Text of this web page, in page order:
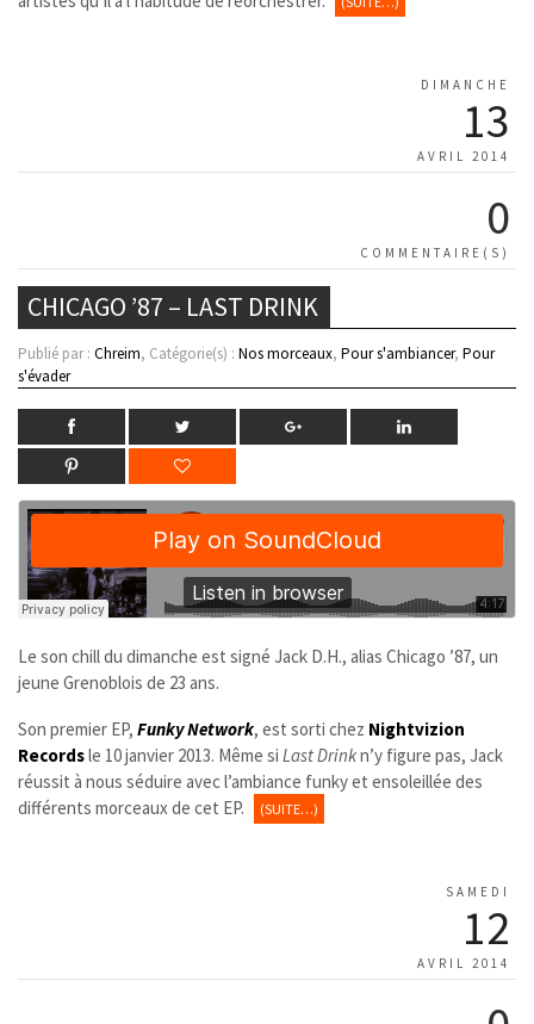
DIMANCHE
13
AVRIL 2014
0
COMMENTAIRE(S)
CHICAGO ’87 – LAST DRINK
Publié par : Chreim, Catégorie(s) : Nos morceaux, Pour s'ambiancer, Pour
s'évader
Le son chill du dimanche est signé Jack D.H., alias Chicago ’87, un
jeune Grenoblois de 23 ans.
Son premier EP, Funky Network, est sorti chez Nightvizion
Recordsle 10 janvier 2013. Même si Last Drinkn’y figure pas, Jack
réussit à nous séduire avec l’ambiance funky et ensoleillée des
différents morceaux de cet EP.
(SUITE…)
SAMEDI
12
AVRIL 2014